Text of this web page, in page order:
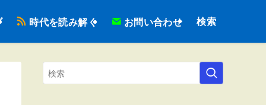
時代を読み解く お問い合わせ 検索